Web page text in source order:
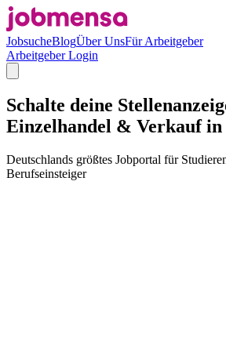
JobsucheBlogÜber UnsFür Arbeitgeber
Arbeitgeber Login
Schalte deine
Einzelhandel & Verkauf
Deutschlands größtes Jobportal für
Berufseinsteiger